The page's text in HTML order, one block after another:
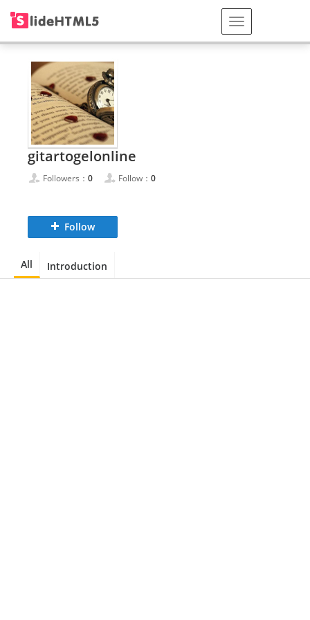
gitartogelonline
Followers： 0 Follow： 0
Follow
All Introduction